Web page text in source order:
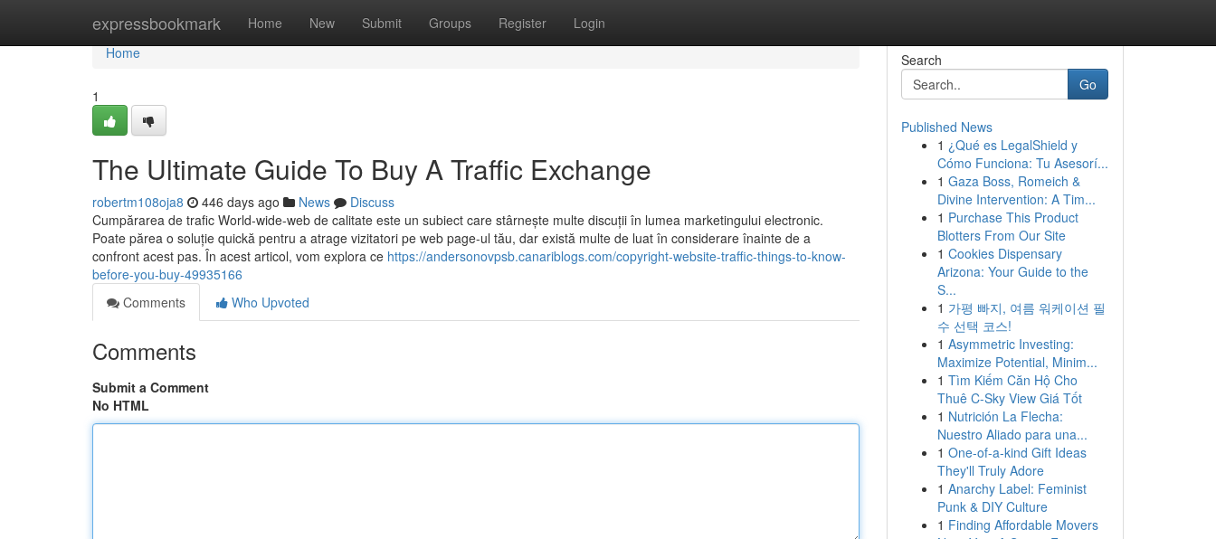
expressbookmark Home New Submit Groups Register Login
Home
Home
1
The Ultimate Guide To Buy A Traffic Exchange
robertm108oja8 446 days ago News
Discuss
Cumpărarea de trafic World-wide-web de calitate este un subiect care stârnește multe discuții în lumea marketingului electronic.
Poate părea o soluție quickă pentru a atrage vizitatori pe web page-ul tău, dar există multe de luat în considerare înainte de a
confront acest pas. În acest articol, vom explora ce https://andersonovpsb.canariblogs.com/copyright-website-traffic-things-to-know-
before-you-buy-49935166
Comments
Who Upvoted
Comments
Submit a Comment
No HTML
Search
Go
Published News
1 ¿Qué es LegalShield y
Cómo Funciona: Tu Asesorí...
1 Gaza Boss, Romeich &
Divine Intervention: A Tim...
1 Purchase This Product
Blotters From Our Site
1 Cookies Dispensary
Arizona: Your Guide to the
S...
1 가평 빠지, 여름 워케이션 필
수 선택 코스!
1 Asymmetric Investing:
Maximize Potential, Minim...
1 Tìm Kiếm Căn Hộ Cho
Thuê C-Sky View Giá Tốt
1 Nutrición La Flecha:
Nuestro Aliado para una...
1 One-of-a-kind Gift Ideas
They'll Truly Adore
1 Anarchy Label: Feminist
Punk & DIY Culture
1 Finding Affordable Movers